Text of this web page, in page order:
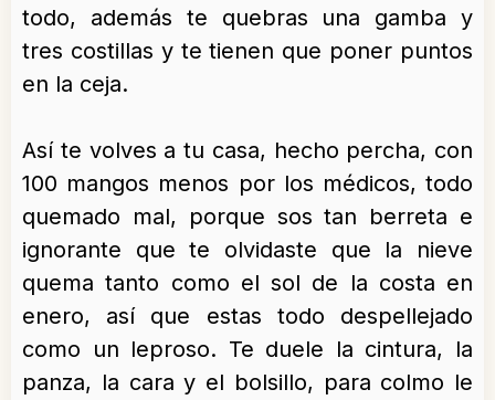
todo, además te quebras una gamba y
tres costillas y te tienen que poner puntos
en la ceja.
Así te volves a tu casa, hecho percha, con
100 mangos menos por los médicos, todo
quemado mal, porque sos tan berreta e
ignorante que te olvidaste que la nieve
quema tanto como el sol de la costa en
enero, así que estas todo despellejado
como un leproso. Te duele la cintura, la
panza, la cara y el bolsillo, para colmo le